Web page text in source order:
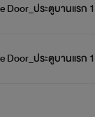
Door_ประตูบานแรก
Door_ประตูบานแรก